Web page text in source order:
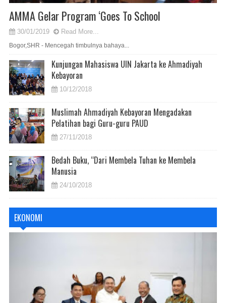
AMMA Gelar Program ‘Goes To School
30/01/2019 Read More...
Bogor,SHR - Mencegah timbulnya bahaya...
Kunjungan Mahasiswa UIN Jakarta ke Ahmadiyah
Kebayoran
10/12/2018
Muslimah Ahmadiyah Kebayoran Mengadakan
Pelatihan bagi Guru-guru PAUD
27/11/2018
Bedah Buku, “Dari Membela Tuhan ke Membela
Manusia
24/10/2018
EKONOMI